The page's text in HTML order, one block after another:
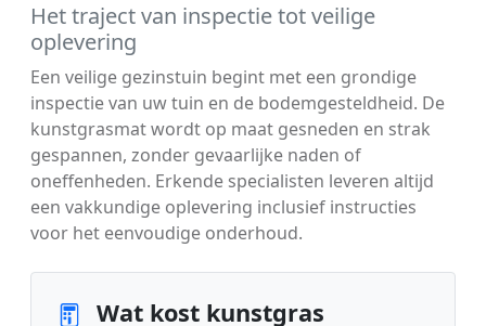
Het traject van inspectie tot veilige
oplevering
Een veilige gezinstuin begint met een grondige
inspectie van uw tuin en de bodemgesteldheid. De
kunstgrasmat wordt op maat gesneden en strak
gespannen, zonder gevaarlijke naden of
oneffenheden. Erkende specialisten leveren altijd
een vakkundige oplevering inclusief instructies
voor het eenvoudige onderhoud.
Wat kost kunstgras